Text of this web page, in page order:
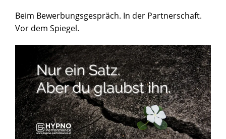
Beim Bewerbungsgespräch. In der Partnerschaft.
Vor dem Spiegel.